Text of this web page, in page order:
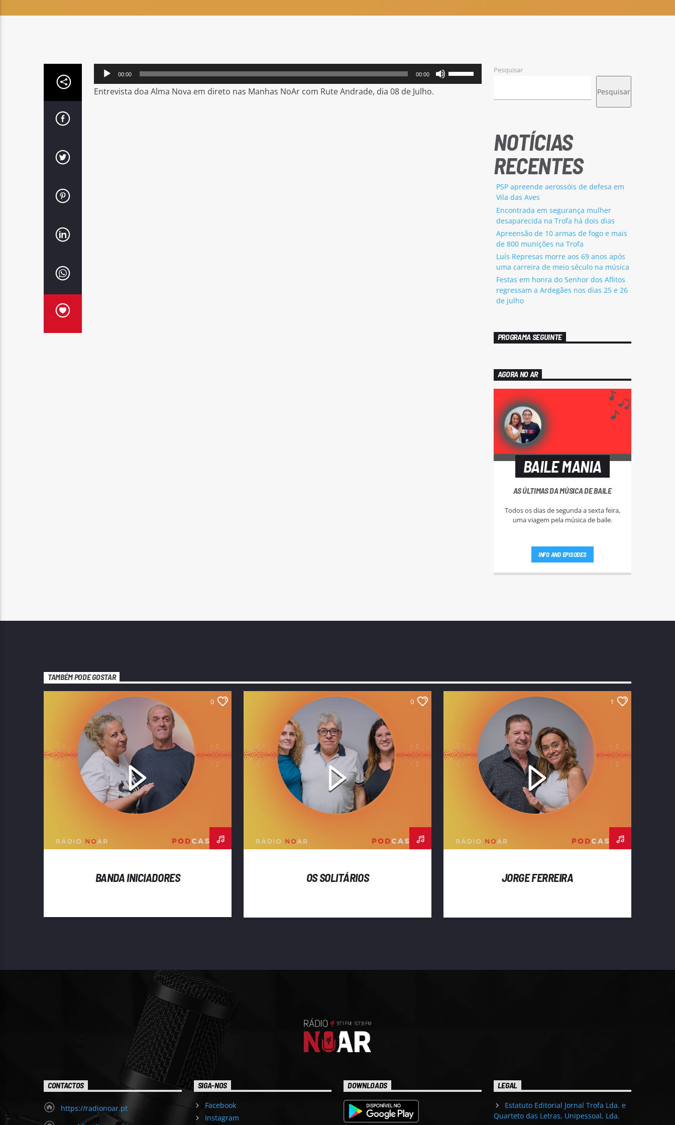
Reprodutor
de
00:00 00:00
Use
as
Entrevista doa Alma Nova em direto nas Manhas NoAr com Rute Andrade, dia 08 de Julho.
Pesquisar
Pesquisar
NOTÍCIAS
RECENTES
PSP apreende aerossóis de defesa em
Vila das Aves
Encontrada em segurança mulher
desaparecida na Trofa há dois dias
Apreensão de 10 armas de fogo e mais
de 800 munições na Trofa
Luís Represas morre aos 69 anos após
uma carreira de meio século na música
Festas em honra do Senhor dos Aflitos
regressam a Ardegães nos dias 25 e 26
de julho
PROGRAMA SEGUINTE
AGORA NO AR
BAILE MANIA
AS ÚLTIMAS DA MÚSICA DE BAILE
Todos os dias de segunda a sexta feira,
uma viagem pela música de baile.
INFO AND EPISODES
TAMBÉM PODE GOSTAR
0
BANDA INICIADORES
0
OS SOLITÁRIOS
1
JORGE FERREIRA
CONTACTOS
https://radionoar.pt
SIGA-NOS
Facebook
Instagram
DOWNLOADS LEGAL
Estatuto Editorial Jornal Trofa Lda. e
Quarteto das Letras, Unipessoal, Lda.